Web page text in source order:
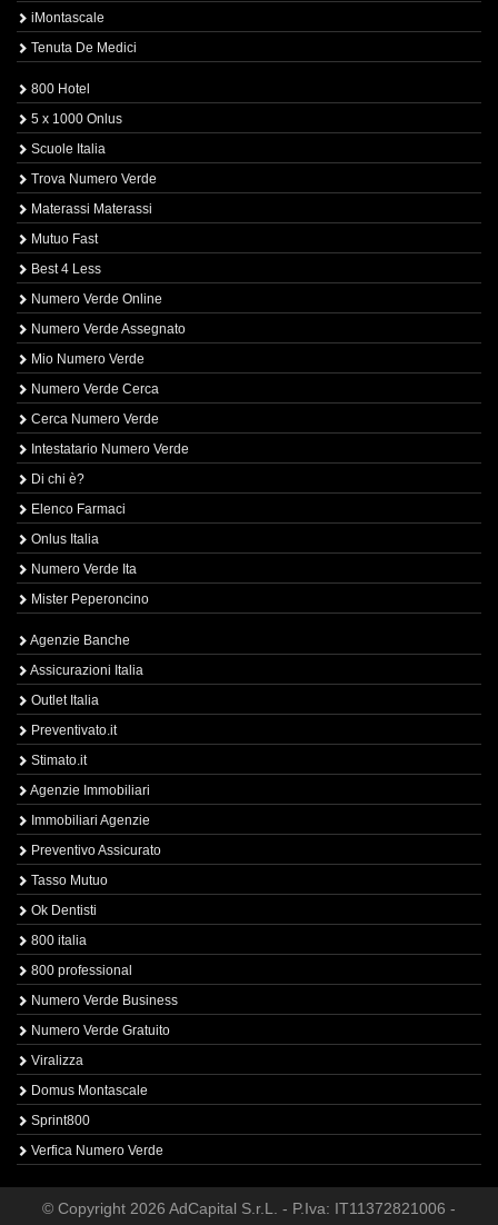
iMontascale
Tenuta De Medici
800 Hotel
5 x 1000 Onlus
Scuole Italia
Trova Numero Verde
Materassi Materassi
Mutuo Fast
Best 4 Less
Numero Verde Online
Numero Verde Assegnato
Mio Numero Verde
Numero Verde Cerca
Cerca Numero Verde
Intestatario Numero Verde
Di chi è?
Elenco Farmaci
Onlus Italia
Numero Verde Ita
Mister Peperoncino
Agenzie Banche
Assicurazioni Italia
Outlet Italia
Preventivato.it
Stimato.it
Agenzie Immobiliari
Immobiliari Agenzie
Preventivo Assicurato
Tasso Mutuo
Ok Dentisti
800 italia
800 professional
Numero Verde Business
Numero Verde Gratuito
Viralizza
Domus Montascale
Sprint800
Verfica Numero Verde
© Copyright 2026 AdCapital S.r.L. - P.Iva: IT11372821006 -